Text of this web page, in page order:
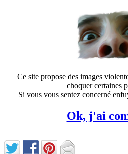
Ce site propose des images
choquer certaines
Si vous vous sentez concerné
Ok, j'ai